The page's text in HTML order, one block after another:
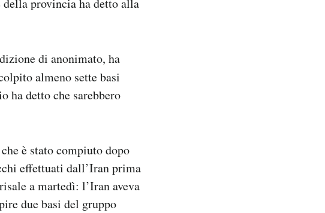
provincia ha detto alla
di anonimato, ha
almeno sette basi
ha detto che sarebbero
è stato compiuto dopo
effettuati dall’Iran prima
a martedì: l’Iran aveva
due basi del gruppo